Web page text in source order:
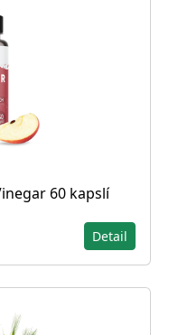
60 kapslí
Detail